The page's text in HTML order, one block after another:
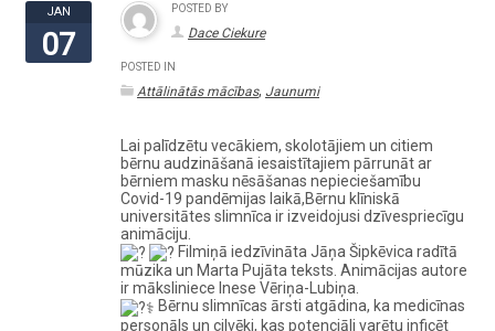
JAN
07
POSTED BY
Dace Ciekure
POSTED IN
Attālinātās mācības, Jaunumi
Lai palīdzētu vecākiem, skolotājiem un citiem
bērnu audzināšanā iesaistītajiem pārrunāt ar
bērniem masku nēsāšanas nepieciešamību
Covid-19 pandēmijas laikā,Bērnu klīniskā
universitātes slimnīca ir izveidojusi dzīvespriecīgu
animāciju.
Filmiņā iedzīvināta Jāņa Šipkēvica radītā
mūzika un Marta Pujāta teksts. Animācijas autore
ir māksliniece Inese Vēriņa-Lubiņa.
Bērnu slimnīcas ārsti atgādina, ka medicīnas
personāls un cilvēki, kas potenciāli varētu inficēt